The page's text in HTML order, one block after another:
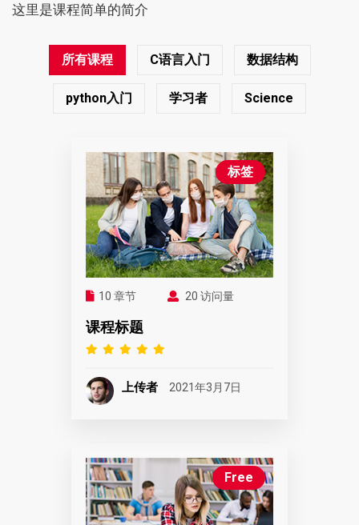
这里是课程简单的简介
所有课程 C语言入门 数据结构
python入门 学习者 Science
标签
10 章节 20 访问量
课程标题
上传者 2021年3月7日
Free